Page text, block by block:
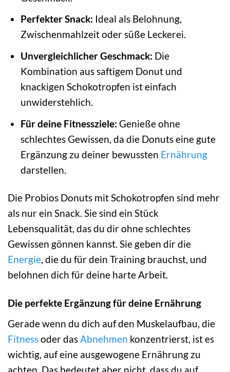
Perfekter Snack: Ideal als Belohnung,
Zwischenmahlzeit oder süße Leckerei.
Unvergleichlicher Geschmack: Die
Kombination aus saftigem Donut und
knackigen Schokotropfen ist einfach
unwiderstehlich.
Für deine Fitnessziele: Genieße ohne
schlechtes Gewissen, da die Donuts eine gute
Ergänzung zu deiner bewussten Ernährung
darstellen.
Die Probios Donuts mit Schokotropfen sind mehr
als nur ein Snack. Sie sind ein Stück
Lebensqualität, das du dir ohne schlechtes
Gewissen gönnen kannst. Sie geben dir die
Energie, die du für dein Training brauchst, und
belohnen dich für deine harte Arbeit.
Die perfekte Ergänzung für deine Ernährung
Gerade wenn du dich auf den Muskelaufbau, die
Fitnessoder dasAbnehmen konzentrierst, ist es
wichtig, auf eine ausgewogene Ernährung zu